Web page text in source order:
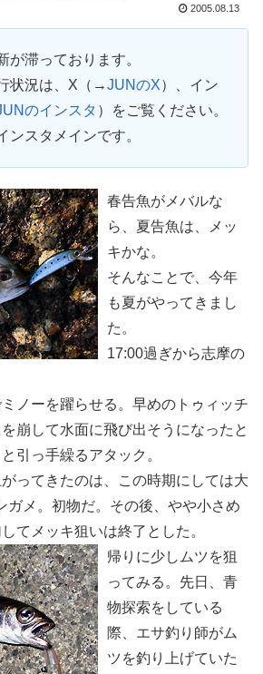
2005.08.13
が滞っております。
状況は、X（→JUNのX）、イン
のインスタ ）をご覧ください。
ンスタメインです。
春告魚がメバルな
ら、夏告魚は、メッ
キかな。
そんなことで、今年
も夏がやってきまし
た。
17:00過ぎから志摩の
ノーを躍らせる。早めのトゥィッチ
崩して水面に飛び出そうになったと
引っ手繰るアタック。
ってきたのは、この時期にしては大
ガメ。初物だ。その後、やや小さめ
てメッキ狙いは終了とした。
帰りに少しムツを狙
ってみる。先日、青
物探索をしている
際、エサ釣り師がム
ツを釣り上げていた